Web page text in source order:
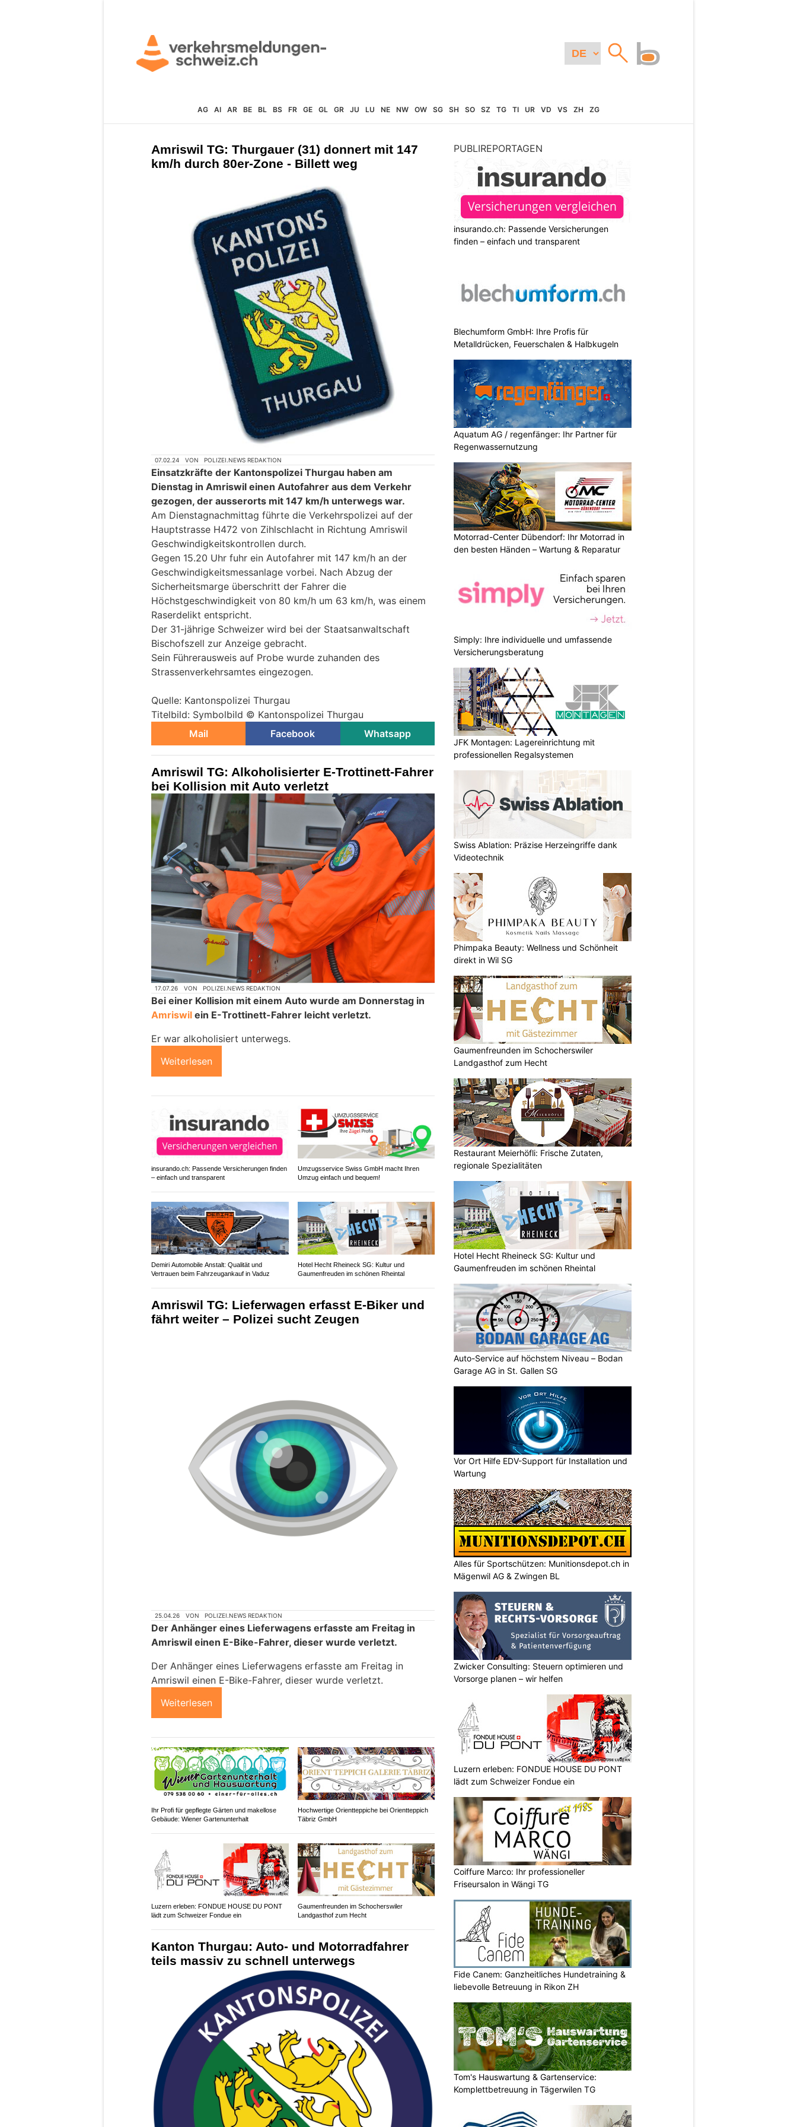
AG AI AR BE BL BS FR GE GL GR JU LU NE NW OW SG SH SO SZ TG TI UR VD VS ZH ZG
Amriswil TG: Thurgauer (31) donnert mit 147
km/h durch 80er-Zone - Billett weg
07.02.24 VON POLIZEI.NEWS REDAKTION
Einsatzkräfte der Kantonspolizei Thurgau haben am
Dienstag in Amriswil einen Autofahrer aus dem Verkehr
gezogen, der ausserorts mit 147 km/h unterwegs war.
Am Dienstagnachmittag führte die Verkehrspolizei auf der
Hauptstrasse H472 von Zihlschlacht in Richtung Amriswil
Geschwindigkeitskontrollen durch.
Gegen 15.20 Uhr fuhr ein Autofahrer mit 147 km/h an der
Geschwindigkeitsmessanlage vorbei. Nach Abzug der
Sicherheitsmarge überschritt der Fahrer die
Höchstgeschwindigkeit von 80 km/h um 63 km/h, was einem
Raserdelikt entspricht.
Der 31-jährige Schweizer wird bei der Staatsanwaltschaft
Bischofszell zur Anzeige gebracht.
Sein Führerausweis auf Probe wurde zuhanden des
Strassenverkehrsamtes eingezogen.
Quelle: Kantonspolizei Thurgau
Titelbild: Symbolbild © Kantonspolizei Thurgau
Mail
Facebook Whatsapp
Amriswil TG: Alkoholisierter E-Trottinett-Fahrer
bei Kollision mit Auto verletzt
17.07.26 VON POLIZEI.NEWS REDAKTION
Bei einer Kollision mit einem Auto wurde am Donnerstag in
Amriswil ein E-Trottinett-Fahrer leicht verletzt.
Er war alkoholisiert unterwegs.
Weiterlesen
insurando.ch: Passende Versicherungen finden
– einfach und transparent
Umzugsservice Swiss GmbH macht Ihren
Umzug einfach und bequem!
Demiri Automobile Anstalt: Qualität und
Vertrauen beim Fahrzeugankauf in Vaduz
Hotel Hecht Rheineck SG: Kultur und
Gaumenfreuden im schönen Rheintal
Amriswil TG: Lieferwagen erfasst E-Biker und
fährt weiter – Polizei sucht Zeugen
25.04.26 VON POLIZEI.NEWS REDAKTION
Der Anhänger eines Lieferwagens erfasste am Freitag in
Amriswil einen E-Bike-Fahrer, dieser wurde verletzt.
Der Anhänger eines Lieferwagens erfasste am Freitag in
Amriswil einen E-Bike-Fahrer, dieser wurde verletzt.
Weiterlesen
Ihr Profi für gepflegte Gärten und makellose
Gebäude: Wiener Gartenunterhalt
Hochwertige Orientteppiche bei Orientteppich
Täbriz GmbH
Luzern erleben: FONDUE HOUSE DU PONT
lädt zum Schweizer Fondue ein
Gaumenfreunden im Schocherswiler
Landgasthof zum Hecht
Kanton Thurgau: Auto- und Motorradfahrer
teils massiv zu schnell unterwegs
PUBLIREPORTAGEN
insurando.ch: Passende Versicherungen
finden – einfach und transparent
Blechumform GmbH: Ihre Profis für
Metalldrücken, Feuerschalen & Halbkugeln
Aquatum AG / regenfänger: Ihr Partner für
Regenwassernutzung
Motorrad-Center Dübendorf: Ihr Motorrad in
den besten Händen – Wartung & Reparatur
Simply: Ihre individuelle und umfassende
Versicherungsberatung
JFK Montagen: Lagereinrichtung mit
professionellen Regalsystemen
Swiss Ablation: Präzise Herzeingriffe dank
Videotechnik
Phimpaka Beauty: Wellness und Schönheit
direkt in Wil SG
Gaumenfreunden im Schocherswiler
Landgasthof zum Hecht
Restaurant Meierhöfli: Frische Zutaten,
regionale Spezialitäten
Hotel Hecht Rheineck SG: Kultur und
Gaumenfreuden im schönen Rheintal
Auto-Service auf höchstem Niveau – Bodan
Garage AG in St. Gallen SG
Vor Ort Hilfe EDV-Support für Installation und
Wartung
Alles für Sportschützen: Munitionsdepot.ch in
Mägenwil AG & Zwingen BL
Zwicker Consulting: Steuern optimieren und
Vorsorge planen – wir helfen
Luzern erleben: FONDUE HOUSE DU PONT
lädt zum Schweizer Fondue ein
Coiffure Marco: Ihr professioneller
Friseursalon in Wängi TG
Fide Canem: Ganzheitliches Hundetraining &
liebevolle Betreuung in Rikon ZH
Tom's Hauswartung & Gartenservice:
Komplettbetreuung in Tägerwilen TG